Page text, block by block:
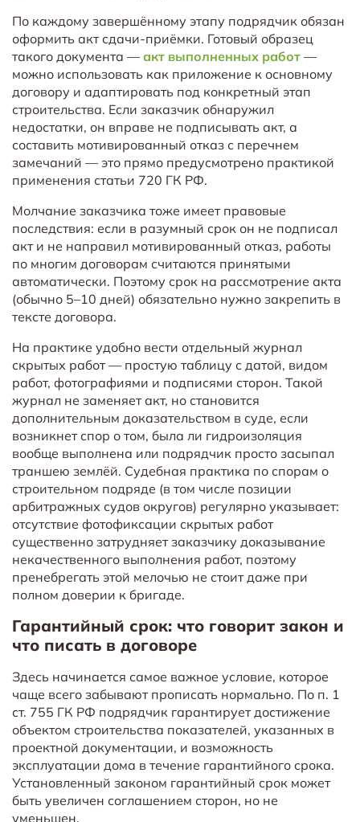
По каждому завершённому этапу подрядчик обязан
оформить акт сдачи-приёмки. Готовый образец
такого документа —акт выполненных работ —
можно использовать как приложение к основному
договору и адаптировать под конкретный этап
строительства. Если заказчик обнаружил
недостатки, он вправе не подписывать акт, а
составить мотивированный отказ с перечнем
замечаний — это прямо предусмотрено практикой
применения статьи 720 ГК РФ.
Молчание заказчика тоже имеет правовые
последствия: если в разумный срок он не подписал
акт и не направил мотивированный отказ, работы
по многим договорам считаются принятыми
автоматически. Поэтому срок на рассмотрение акта
(обычно 5–10 дней) обязательно нужно закрепить в
тексте договора.
На практике удобно вести отдельный журнал
скрытых работ — простую таблицу с датой, видом
работ, фотографиями и подписями сторон. Такой
журнал не заменяет акт, но становится
дополнительным доказательством в суде, если
возникнет спор о том, была ли гидроизоляция
вообще выполнена или подрядчик просто засыпал
траншею землёй. Судебная практика по спорам о
строительном подряде (в том числе позиции
арбитражных судов округов) регулярно указывает:
отсутствие фотофиксации скрытых работ
существенно затрудняет заказчику доказывание
некачественного выполнения работ, поэтому
пренебрегать этой мелочью не стоит даже при
полном доверии к бригаде.
Гарантийный срок: что говорит закон и
что писать в договоре
Здесь начинается самое важное условие, которое
чаще всего забывают прописать нормально. По п. 1
ст. 755 ГК РФ подрядчик гарантирует достижение
объектом строительства показателей, указанных в
проектной документации, и возможность
эксплуатации дома в течение гарантийного срока.
Установленный законом гарантийный срок может
быть увеличен соглашением сторон, но не
уменьшен.